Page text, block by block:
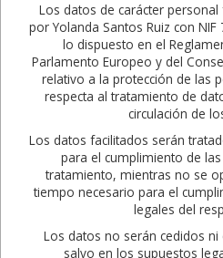
Los datos de carácter
por Yolanda Santos Ruiz con
lo dispuesto en el
Parlamento Europeo y del
relativo a la protección de las
respecta al tratamiento de
circulación de
Los datos facilitados serán
para el cumplimiento de
tratamiento, mientras no se
tiempo necesario para el
legales del
Los datos no serán cedidos
salvo en los supuestos